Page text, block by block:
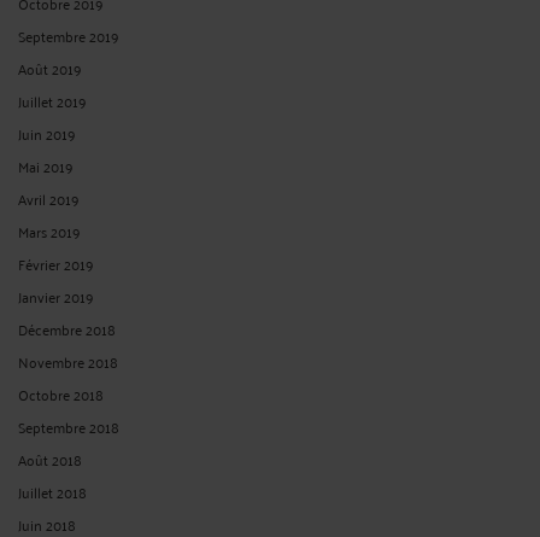
Septembre 2019
Août 2019
Juillet 2019
Juin 2019
Mai 2019
Avril 2019
Mars 2019
Février 2019
Janvier 2019
Décembre 2018
Novembre 2018
Octobre 2018
Septembre 2018
Août 2018
Juillet 2018
Juin 2018